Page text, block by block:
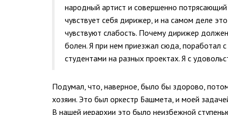
народный артист и совершенно потрясающий
чувствует себя дирижер, и на самом деле
чувствуют слабость. Почему дирижер
болен. Я при нем приезжал сюда, поработал
студентами на разных проектах. Я с
Подумал, что, наверное, было бы здорово,
хозяин. Это был оркестр Башмета, и моей
В нашей иерархии это было неизбежной